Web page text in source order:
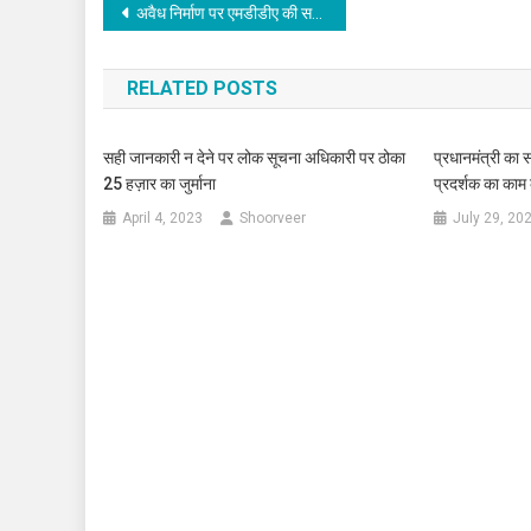
Post
navigation
अवैध निर्माण पर एमडीडीए की सख्त कार्यवाही, बहुमंजिले भवन को किया सील
RELATED POSTS
सही जानकारी न देने पर लोक सूचना अधिकारी पर ठोका
25 हज़ार का जुर्माना
April 4, 2023 Shoorveer
प्रधानमंत्री का
प्रदर्शक का
July 29,